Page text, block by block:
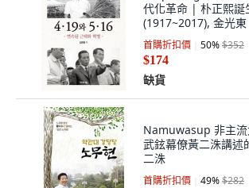
代化革命 | 朴正熙誕
(1917~2017), 金光東
首購折扣價 50%$352
$174
缺貨
Namuwasup 非主
武鉉幕僚黃二洙講述
二洙
首購折扣價 49%$282